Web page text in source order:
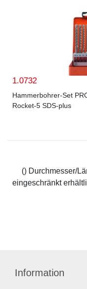
1.0732
Hammerbohrer-Set
Rocket-5 SDS-plus
() Durchmesser/
eingeschränkt
Information